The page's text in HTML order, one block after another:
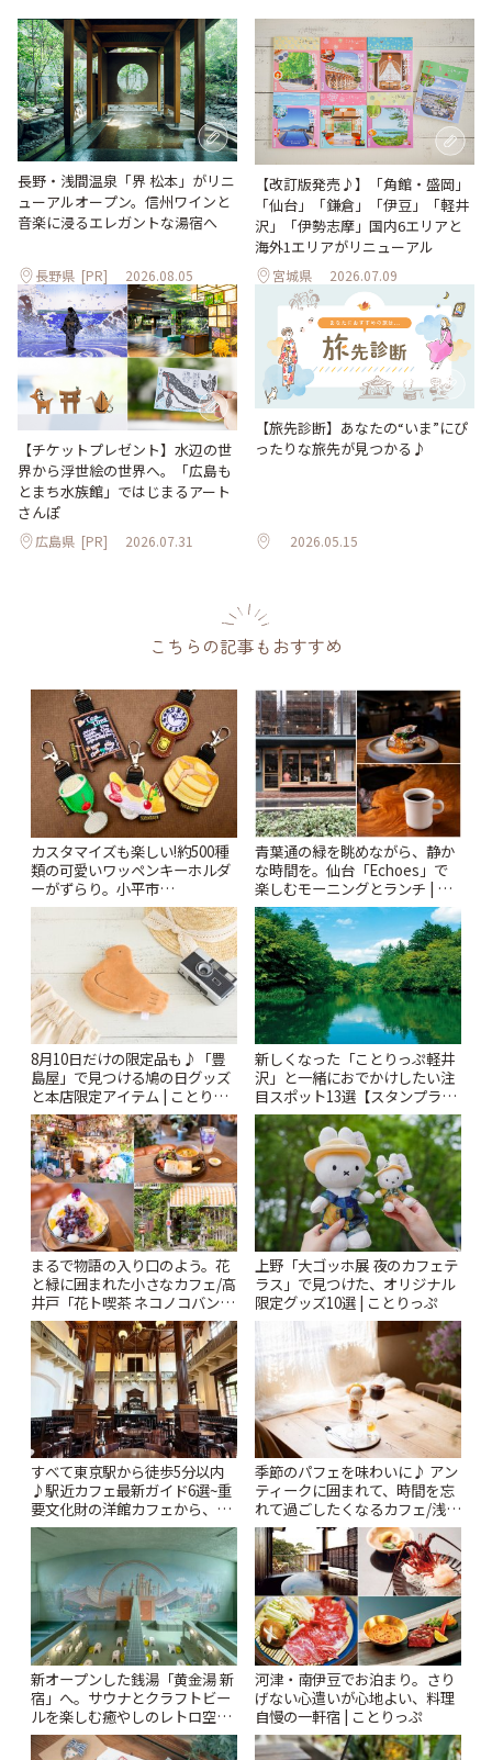
長野・浅間温泉「界 松本」がリニ
ューアルオープン。信州ワインと
音楽に浸るエレガントな湯宿へ
長野県 [PR] 2026.08.05
【改訂版発売♪】「角館・盛岡」
「仙台」「鎌倉」「伊豆」「軽井
沢」「伊勢志摩」国内6エリアと
海外1エリアがリニューアル
宮城県 2026.07.09
【チケットプレゼント】水辺の世
界から浮世絵の世界へ。「広島も
とまち水族館」ではじまるアート
さんぽ
広島県 [PR] 2026.07.31
【旅先診断】あなたの“いま”にぴ
ったりな旅先が見つかる♪
2026.05.15
こちらの記事もおすすめ
カスタマイズも楽しい!約500種
類の可愛いワッペンキーホルダ
ーがずらり。小平市
「Kimamaya T&K」 | ことりっ
青葉通の緑を眺めながら、静か
な時間を。仙台「Echoes」で
楽しむモーニングとランチ | こ
とりっぷ
8月10日だけの限定品も♪「豊
島屋」で見つける鳩の日グッズ
と本店限定アイテム | ことりっ
ぷ
新しくなった「ことりっぷ軽井
沢」と一緒におでかけしたい注
目スポット13選【スタンプラリ
ー開催中】 | ことりっぷ
まるで物語の入り口のよう。花
と緑に囲まれた小さなカフェ/高
井戸「花ト喫茶 ネコノコバン」
| ことりっぷ
上野「大ゴッホ展 夜のカフェテ
ラス」で見つけた、オリジナル
限定グッズ10選 | ことりっぷ
すべて東京駅から徒歩5分以内
♪駅近カフェ最新ガイド6選~重
要文化財の洋館カフェから、改
札すぐのレトロ喫茶まで~ | こと
季節のパフェを味わいに♪ アン
ティークに囲まれて、時間を忘
れて過ごしたくなるカフェ/浅草
「annorum cafe」 | ことりっぷ
新オープンした銭湯「黄金湯 新
宿」へ。サウナとクラフトビー
ルを楽しむ癒やしのレトロ空間
| ことりっぷ
河津・南伊豆でお泊まり。さり
げない心遣いが心地よい、料理
自慢の一軒宿 | ことりっぷ